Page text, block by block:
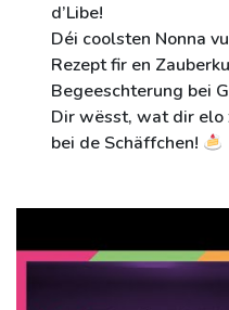
d’Libe!
Déi coolsten Nonna
Rezept fir en
Begeeschterung bei
Dir wësst, wat dir elo
bei de Schäffchen!